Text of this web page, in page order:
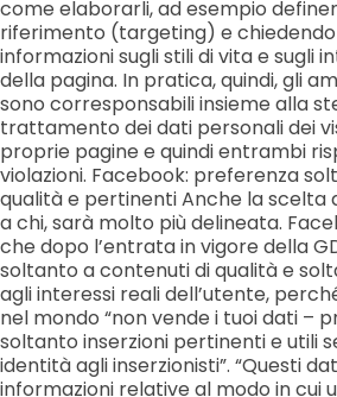
come elaborarli, ad esempio
riferimento (targeting) e
informazioni sugli stili di vita e sugli
della pagina. In pratica, quindi, gli
sono corresponsabili insieme alla
trattamento dei dati personali dei
proprie pagine e quindi entrambi
violazioni. Facebook: preferenza
qualità e pertinenti Anche la scelta
a chi, sarà molto più delineata.
che dopo l’entrata in vigore della
soltanto a contenuti di qualità e
agli interessi reali dell’utente,
nel mondo “non vende i tuoi dati –
soltanto inserzioni pertinenti e utili
identità agli inserzionisti”. “Questi
informazioni relative al modo in cui